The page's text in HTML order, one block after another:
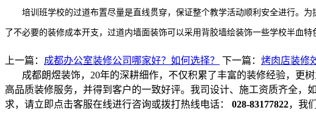
培训班学校的过道布置尽量是直线贯穿，保证整个教学活动顺利安全进行。为
了不必要的装修成本开支，过道内墙面装饰可以采用背胶墙绘装饰一些学校半血特
上一篇： 成都办公室装修公司哪家好？如何选择？ 下一篇： 烤肉店装修
成都朗煜装饰，20年的深耕细作，不仅积累了丰富的装修经验，更树
高品质装修服务，并得到客户的一致好评。我司设计、施工资质齐全，
求，请立即点击客服在线进行咨询或拨打热线电话：
028-83177822，我